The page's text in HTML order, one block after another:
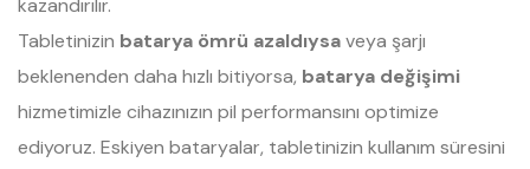
kazandırılır.
Tabletinizin batarya ömrü azaldıysaveya şarjı
beklenenden daha hızlı bitiyorsa, batarya değişimi
hizmetimizle cihazınızın pil performansını optimize
ediyoruz. Eskiyen bataryalar, tabletinizin kullanım süresini